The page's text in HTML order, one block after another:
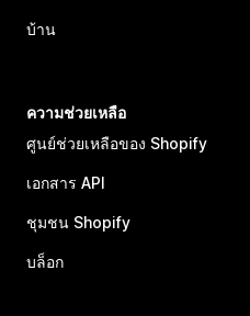
บ้าน
ความช่วยเหลือ
ศูนย์ช่วยเหลือของ Shopify
เอกสาร API
ชุมชน Shopify
บล็อก